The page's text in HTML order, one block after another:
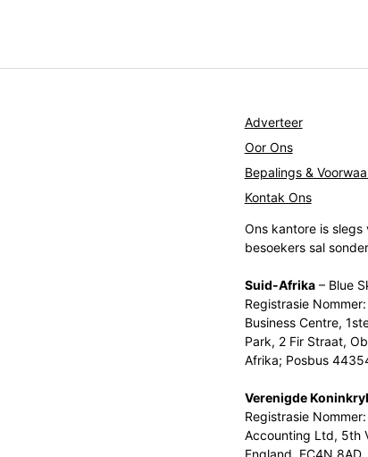
Adverteer
Oor Ons
Bepalings &
Kontak Ons
Ons kantore is
besoekers sal
Suid-Afrika– Blue
Registrasie
Business Centre,
Park, 2 Fir Straat,
Afrika; Posbus
Verenigde
Registrasie
Accounting Ltd, 5th